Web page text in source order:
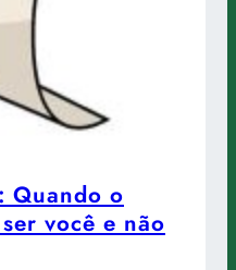
Quando o
você e não